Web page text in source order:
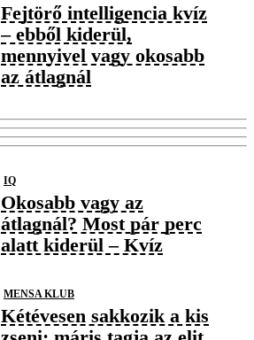
Fejtörő intelligencia kvíz
– ebből kiderül,
mennyivel vagy okosabb
az átlagnál
IQ
Okosabb vagy az
átlagnál? Most pár perc
alatt kiderül – Kvíz
MENSA KLUB
Kétévesen sakkozik a kis